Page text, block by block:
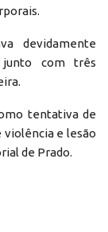
devidamente
junto com três
tentativa de
violência e lesão
de Prado.